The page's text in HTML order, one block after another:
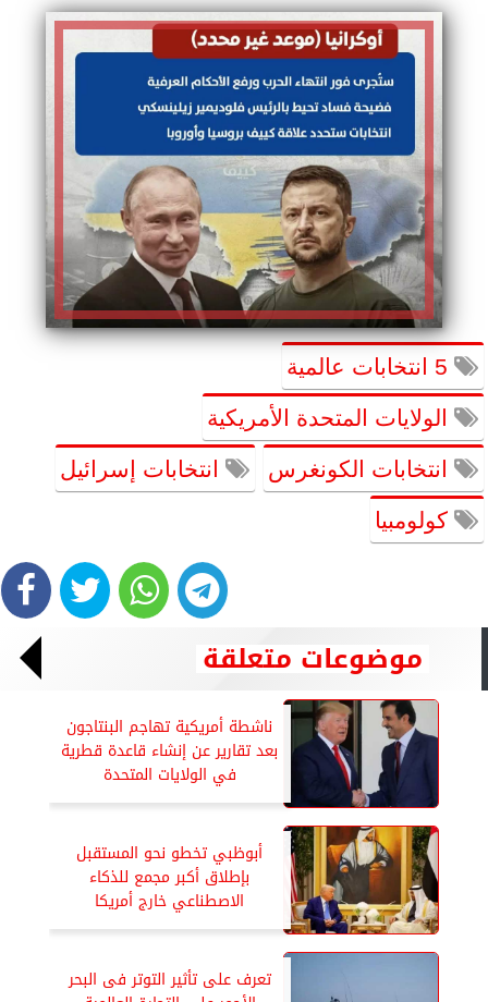
الولايات المتحدة الأمريكية
انتخابات الكونغرس انتخابات إسرائيل
كولومبيا
موضوعات متعلقة
ناشطة أمريكية تهاجم البنتاجون
بعد تقارير عن إنشاء قاعدة قطرية
في الولايات المتحدة
أبوظبي تخطو نحو المستقبل
بإطلاق أكبر مجمع للذكاء
الاصطناعي خارج أمريكا
تعرف على تأثير التوتر فى البحر